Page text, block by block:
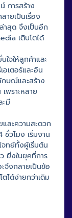
การสร้าง
ายเป็นเรื่อง
าสุด จึงเป็นอีก
เติบโตได้
จให้ลูกค้าและ
เตอร์และอิน
กษณ์และสร้าง
พราะหลาย
มี
ละความสะดวก
ชั่วโมง เริ่มงาน
จทย์ทั้งผู้เริ่มต้น
ยิ่งในยุคที่การ
จึงกลายเป็นข้อ
ได้ง่ายกว่าเดิม